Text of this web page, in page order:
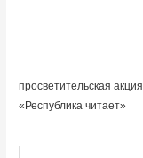
просветительская акция
«Республика читает»